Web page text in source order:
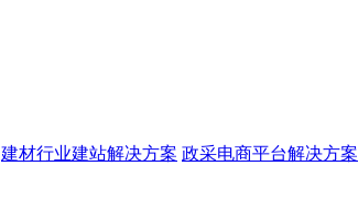
建材行业建站解决方案 政采电商平台解决方案